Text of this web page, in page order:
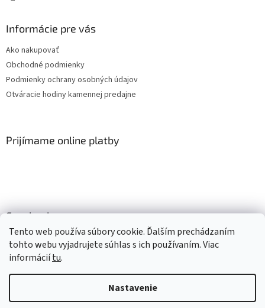
Tento web používa súbory cookie. Ďalším prechádzaním
tohto webu vyjadrujete súhlas s ich používaním. Viac
informáciítu.
Nastavenie
Informácie pre vás
Ako nakupovať
Obchodné podmienky
Podmienky ochrany osobných údajov
Otváracie hodiny kamennej predajne
Prijímame online platby
Facebook
Vytvoril Shoptet